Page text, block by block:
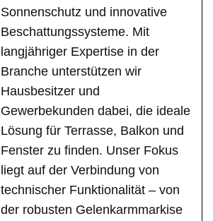
Sonnenschutz und innovative
Beschattungssysteme. Mit
langjähriger Expertise in der
Branche unterstützen wir
Hausbesitzer und
Gewerbekunden dabei, die ideale
Lösung für Terrasse, Balkon und
Fenster zu finden. Unser Fokus
liegt auf der Verbindung von
technischer Funktionalität – von
der robusten Gelenkarmmarkise